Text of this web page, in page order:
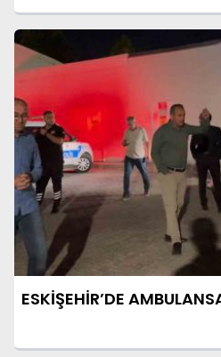
ESKİŞEHİR’DE